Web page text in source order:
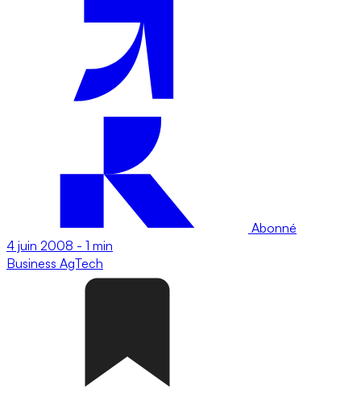
Abonné
4 juin 2008 - 1 min
Business AgTech